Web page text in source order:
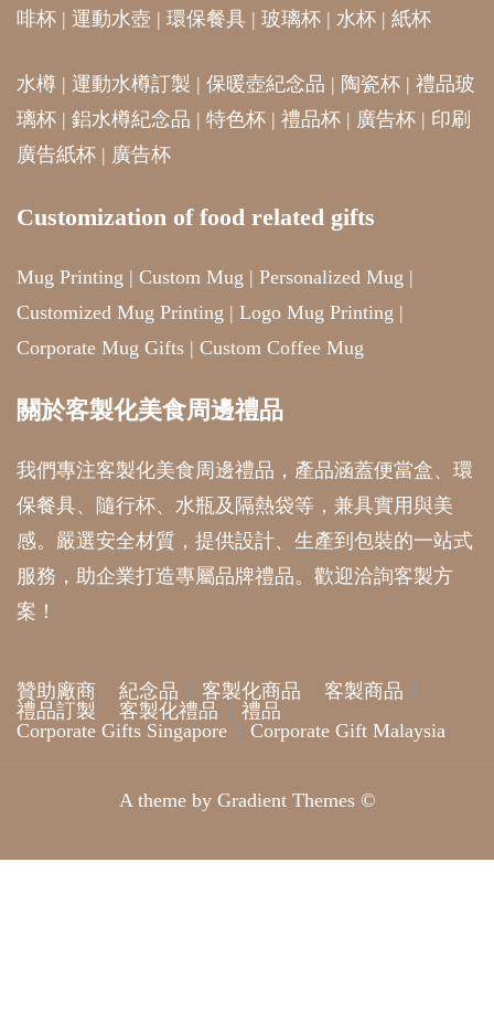
啡杯 | 運動水壺 | 環保餐具 | 玻璃杯 | 水杯 | 紙杯
水樽 | 運動水樽訂製 | 保暖壺紀念品 | 陶瓷杯 | 禮品玻
璃杯 | 鋁水樽紀念品 | 特色杯 | 禮品杯 | 廣告杯 | 印刷
廣告紙杯 | 廣告杯
Customization of food related gifts
Mug Printing | Custom Mug | Personalized Mug |
Customized Mug Printing | Logo Mug Printing |
Corporate Mug Gifts | Custom Coffee Mug
關於客製化美食周邊禮品
我們專注客製化美食周邊禮品，產品涵蓋便當盒、環
保餐具、隨行杯、水瓶及隔熱袋等，兼具實用與美
感。嚴選安全材質，提供設計、生產到包裝的一站式
服務，助企業打造專屬品牌禮品。歡迎洽詢客製方
案！
贊助廠商 紀念品 客製化商品
客製商品
禮品訂製
客製化禮品
禮品
Corporate Gifts Singapore
Corporate Gift Malaysia
A theme by Gradient Themes ©